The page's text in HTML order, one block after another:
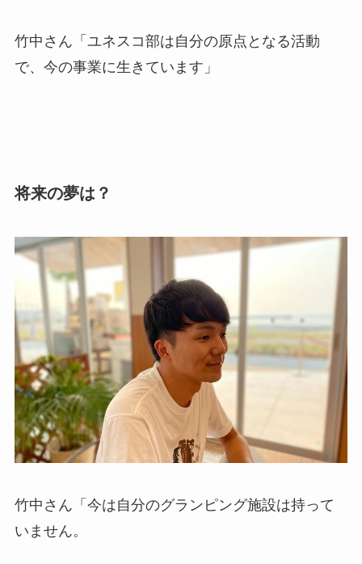
竹中さん「ユネスコ部は自分の原点となる活動
で、今の事業に生きています」
将来の夢は？
竹中さん「今は自分のグランピング施設は持って
いません。